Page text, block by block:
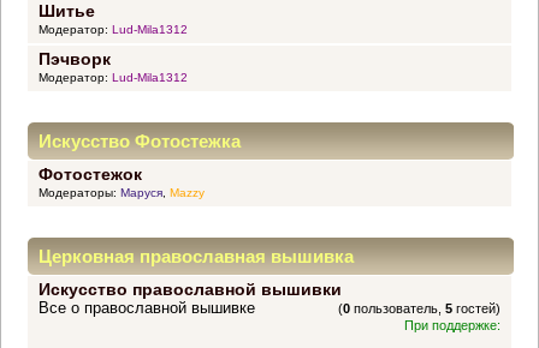
Шитье
Модератор: Lud-Mila1312
Пэчворк
Модератор: Lud-Mila1312
Искусство Фотостежка
Фотостежок
Модераторы: Маруся, Mazzy
Церковная православная вышивка
Искусство православной вышивки
(0 пользователь,5 гостей)
Все о православной вышивке
При поддержке: